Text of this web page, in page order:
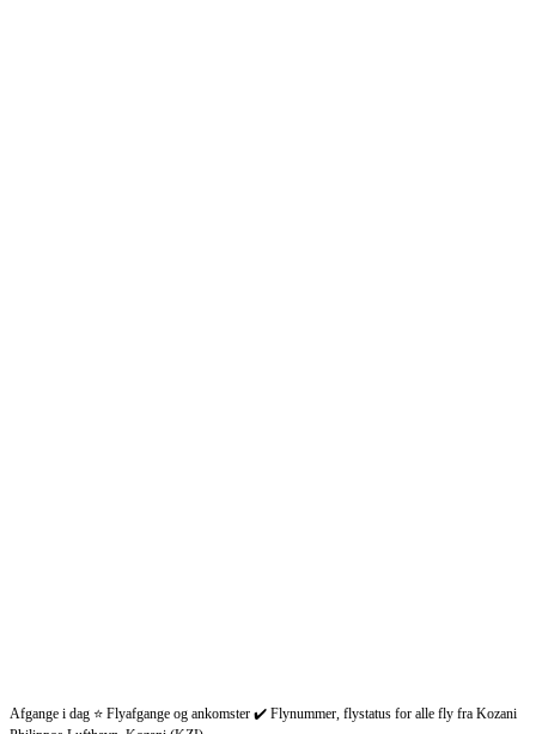
Afgange i dag ⭐ Flyafgange og ankomster ✔️ Flynummer, flystatus for alle fly fra Kozani